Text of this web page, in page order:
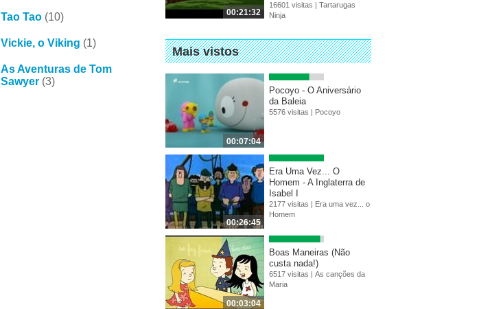
Tao Tao (10)
Vickie, o Viking (1)
As Aventuras de Tom
Sawyer (3)
00:21:32
16601 visitas | Tartarugas
Ninja
Mais vistos
00:07:04
Pocoyo - O Aniversário
da Baleia
5576 visitas | Pocoyo
00:26:45
Era Uma Vez... O
Homem - A Inglaterra de
Isabel I
2177 visitas | Era uma vez... o
Homem
00:03:04
Boas Maneiras (Não
custa nada!)
6517 visitas | As canções da
Maria